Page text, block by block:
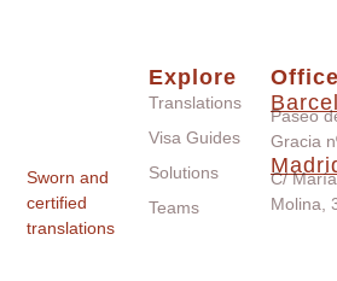
Sworn and
certified
translations
Explore
Translations
Visa Guides
Solutions
Teams
Paseo
Gracia
C/
Molina,